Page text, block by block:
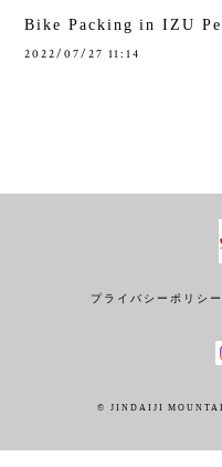
Bike Packing in IZU
2022/07/27 11:14
プライバシーポリシー
© JINDAIJI